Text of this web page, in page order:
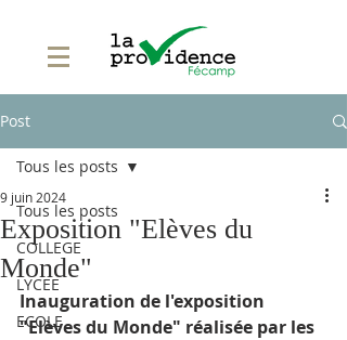
Post
Tous les posts
COLLEGE
LYCEE
ECOLE
Tous les posts
Exposition "Elèves du
Monde"
9 juin 2024
Inauguration de l'exposition
"Elèves du Monde" réalisée par les